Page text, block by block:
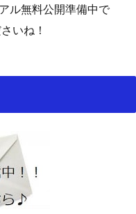
ル無料公開準備中で
いね！